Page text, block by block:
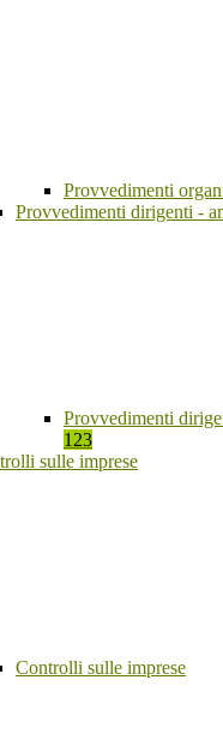
Provvedimenti
Provvedimenti dirigenti -
Provvedimenti
123
sulle imprese
Controlli sulle imprese